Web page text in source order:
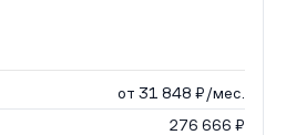
от 31 848 ₽/мес.
276 666 ₽